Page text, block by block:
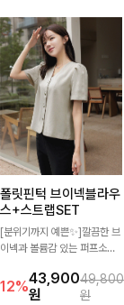
폴릿핀턱 브이넥블라우
스+스트랩SET
[분위기까지 예쁜✨]깔끔한 브
이넥과 볼륨감 있는 퍼프소매
허리 스트랩으로 원하는 핏을
연출할 수 있어 더욱 날씬해 보
12%43,900
원
49,800
원